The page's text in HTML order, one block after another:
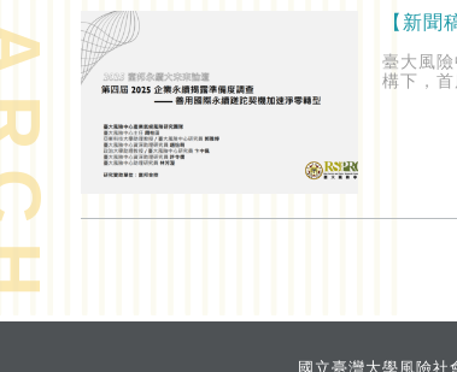
【新聞
臺大風
構下，
國立臺灣大學風險